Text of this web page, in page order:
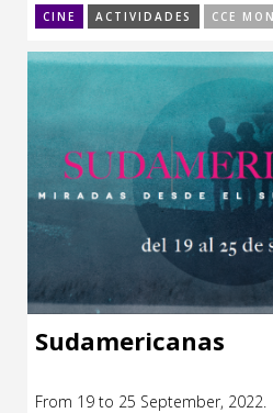
CINE ACTIVIDADES CCE
Sudamericanas
From 19 to 25 September, 2022.